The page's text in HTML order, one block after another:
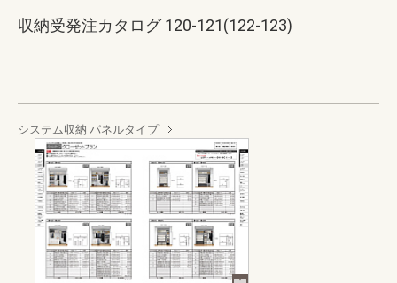
収納受発注カタログ 120-121(122-123)
システム収納 パネルタイプ